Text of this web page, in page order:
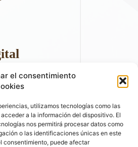
el consentimiento
utilizamos tecnologías como las
a la información del dispositivo. El
nos permitirá procesar datos como
o las identificaciones únicas en este
consentimiento, puede afectar
redes sociales